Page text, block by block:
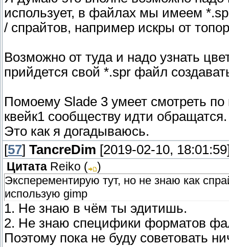
использует, в файлах мы имеем
/ спрайтов, например искры от
Возможно от туда и надо узнать
прийдется свой *.spr файл
Помоему Slade 3 умеет смотреть
квейк1 сообществу идти
Это как я догадываюсь.
[57] TancreDim [2019-02-10,
Цитата Reiko (
)
Эксперементирую тут, но не знаю как
использую gimp
1. Не знаю в чём ты эдитишь.
2. Не знаю специфики форматов
Поэтому пока не буду советовать